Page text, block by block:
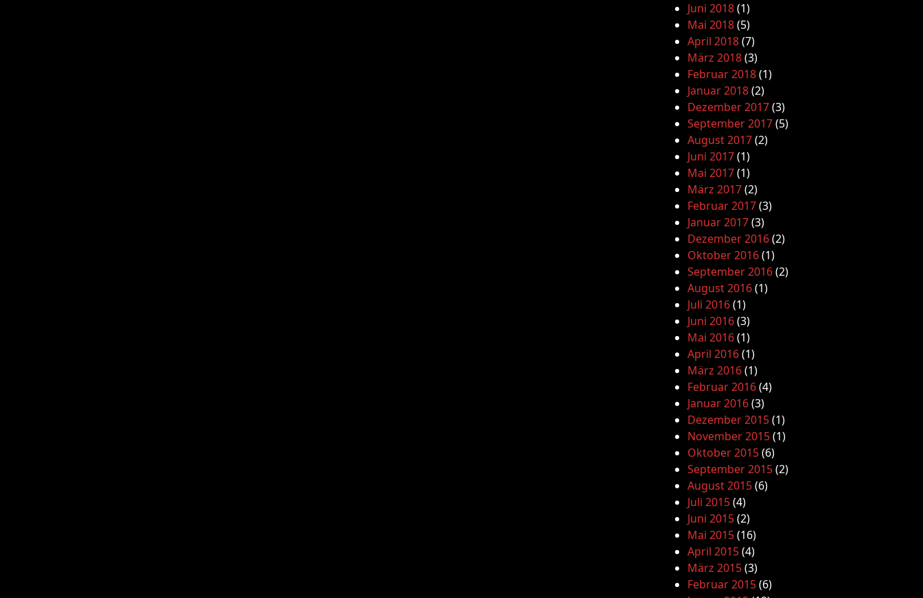
Juni 2018(1)
Mai 2018(5)
April 2018(7)
März 2018(3)
Februar 2018(1)
Januar 2018(2)
Dezember 2017(3)
September 2017(5)
August 2017(2)
Juni 2017(1)
Mai 2017(1)
März 2017(2)
Februar 2017(3)
Januar 2017(3)
Dezember 2016(2)
Oktober 2016(1)
September 2016(2)
August 2016(1)
Juli 2016(1)
Juni 2016(3)
Mai 2016(1)
April 2016(1)
März 2016(1)
Februar 2016(4)
Januar 2016(3)
Dezember 2015(1)
November 2015(1)
Oktober 2015(6)
September 2015(2)
August 2015(6)
Juli 2015(4)
Juni 2015(2)
Mai 2015(16)
April 2015(4)
März 2015(3)
Februar 2015(6)